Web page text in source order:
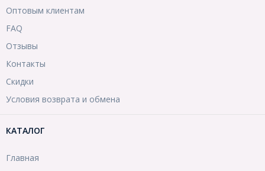
Оптовым клиентам
FAQ
Отзывы
Контакты
Скидки
Условия возврата и обмена
КАТАЛОГ
Главная